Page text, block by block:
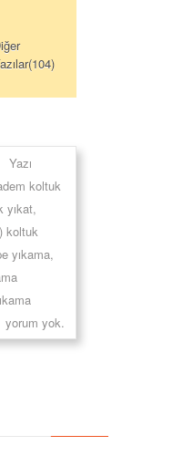
Yazı
koltuk
yıkat,
koltuk
yıkama,
yorum yok.